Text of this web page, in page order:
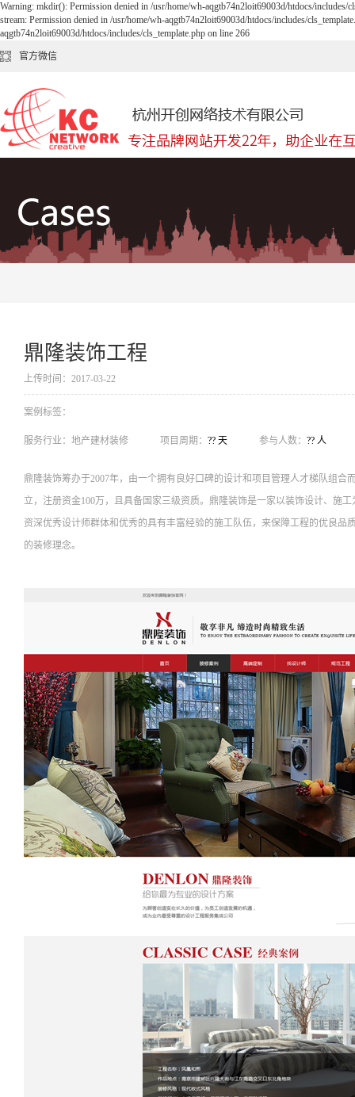
Warning: mkdir(): Permission denied in /usr/home/wh-aqgtb74n2loit69003d/htdocs/
stream: Permission denied in /usr/home/wh-aqgtb74n2loit69003d/htdocs/includes/
aqgtb74n2loit69003d/htdocs/includes/cls_template.php on line 266
官方微信
鼎隆装饰工程
上传时间：2017-03-22
案例标签：
服务行业： 地产建材装修 项目周期： ?? 天 参与人数： ?? 人
鼎隆装饰筹办于2007年，由一个拥有良好口碑的设计和项目管理人才梯队组
立，注册资金100万，且具备国家三级资质。鼎隆装饰是一家以装饰设计、施
资深优秀设计师群体和优秀的具有丰富经验的施工队伍，来保障工程的优良
的装修理念。